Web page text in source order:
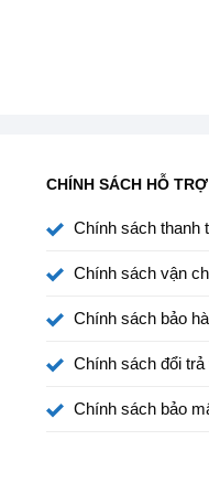
CHÍNH SÁCH HỖ TRỢ
Chính sách thanh
Chính sách vận
Chính sách bảo
Chính sách đổi trả
Chính sách bảo